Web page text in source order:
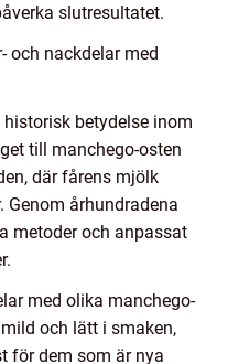
slutresultatet.
och nackdelar med
betydelse inom
till manchego-osten
där fårens mjölk
århundradena
metoder och anpassat
med olika manchego-
och lätt i smaken,
för dem som är nya